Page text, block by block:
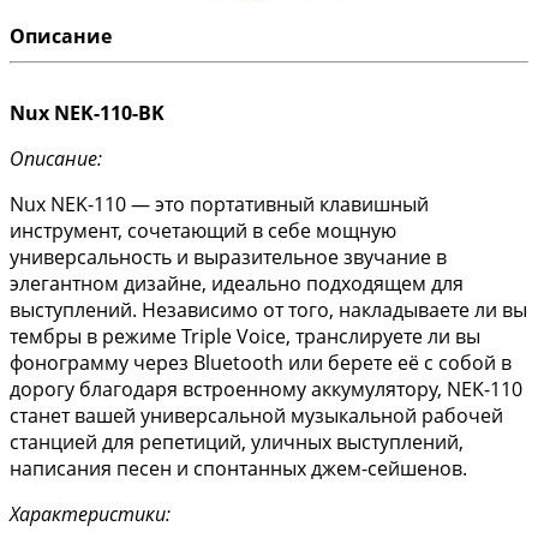
Описание
Nux NEK-110-BK
Описание:
Nux NEK-110 — это портативный клавишный
инструмент, сочетающий в себе мощную
универсальность и выразительное звучание в
элегантном дизайне, идеально подходящем для
выступлений. Независимо от того, накладываете ли вы
тембры в режиме Triple Voice, транслируете ли вы
фонограмму через Bluetooth или берете её с собой в
дорогу благодаря встроенному аккумулятору, NEK-110
станет вашей универсальной музыкальной рабочей
станцией для репетиций, уличных выступлений,
написания песен и спонтанных джем-сейшенов.
Характеристики: